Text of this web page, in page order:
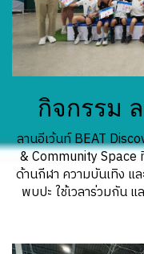
กิจกรรม
ลานอีเว้นท์ BEAT
& Community
ด้านกีฬา ความบันเทิง แ
พบปะ ใช้เวลาร่วมกัน